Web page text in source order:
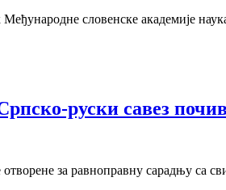
словенске академије
руски савез
отворене за равноправну сарадњу са